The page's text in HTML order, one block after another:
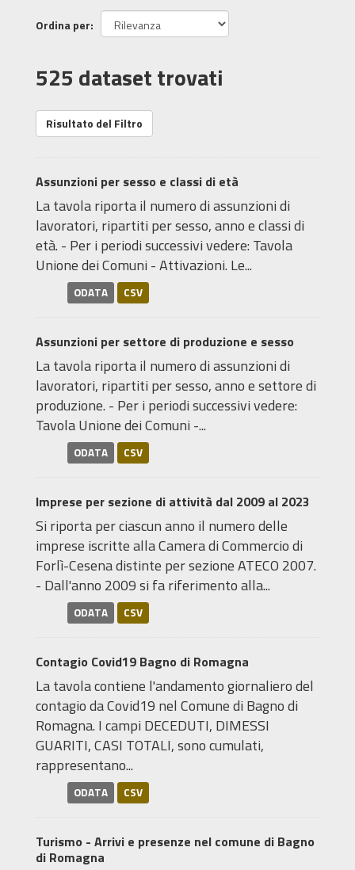
Ordina per
525 dataset trovati
Risultato del Filtro
Assunzioni per sesso e classi di età
La tavola riporta il numero di assunzioni di
lavoratori, ripartiti per sesso, anno e classi di
età. - Per i periodi successivi vedere: Tavola
Unione dei Comuni - Attivazioni. Le...
ODATA CSV
Assunzioni per settore di produzione e sesso
La tavola riporta il numero di assunzioni di
lavoratori, ripartiti per sesso, anno e settore di
produzione. - Per i periodi successivi vedere:
Tavola Unione dei Comuni -...
ODATA CSV
Imprese per sezione di attività dal 2009 al 2023
Si riporta per ciascun anno il numero delle
imprese iscritte alla Camera di Commercio di
Forlì-Cesena distinte per sezione ATECO 2007.
- Dall'anno 2009 si fa riferimento alla...
ODATA CSV
Contagio Covid19 Bagno di Romagna
La tavola contiene l'andamento giornaliero del
contagio da Covid19 nel Comune di Bagno di
Romagna. I campi DECEDUTI, DIMESSI
GUARITI, CASI TOTALI, sono cumulati,
rappresentano...
ODATA CSV
Turismo - Arrivi e presenze nel comune di Bagno
di Romagna